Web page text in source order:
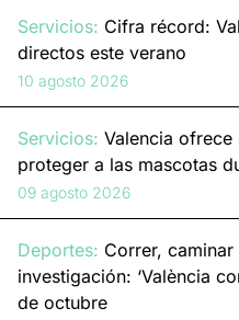
Servicios: Cifra récord:
directos este verano
10 agosto 2026
Servicios: Valencia ofrece
proteger a las mascotas
09 agosto 2026
Deportes: Correr,
investigación: ‘València
de octubre